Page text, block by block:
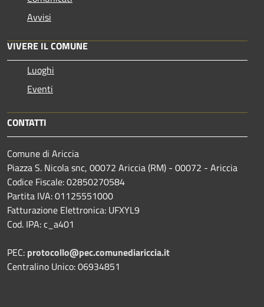
Avvisi
VIVERE IL COMUNE
Luoghi
Eventi
CONTATTI
Comune di Ariccia
Piazza S. Nicola snc, 00072 Ariccia (RM) - 00072 - Ariccia
Codice Fiscale: 02850270584
Partita IVA: 01125551000
Fatturazione Elettronica: UFXYL9
Cod. IPA: c_a401
PEC: protocollo@pec.comunediariccia.it
Centralino Unico: 06934851